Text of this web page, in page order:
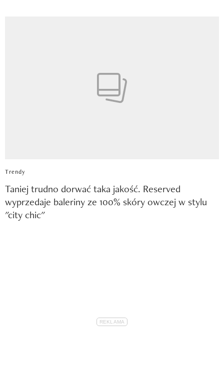
Trendy
Taniej trudno dorwać taka jakość. Reserved
wyprzedaje baleriny ze 100% skóry owczej w stylu
"city chic"